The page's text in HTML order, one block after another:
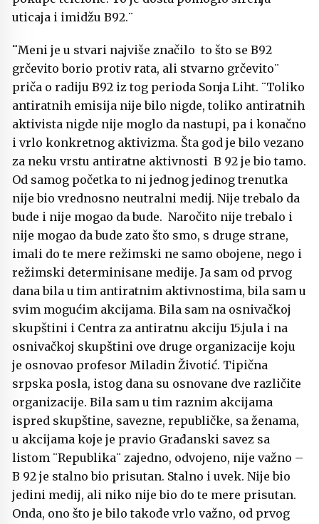
uticaja i imidžu B92.¨
¨Meni je u stvari najviše značilo to što se B92
grčevito borio protiv rata, ali stvarno grčevito¨
priča o radiju B92 iz tog perioda Sonja Liht. ¨Toliko
antiratnih emisija nije bilo nigde, toliko antiratnih
aktivista nigde nije moglo da nastupi, pa i konačno
i vrlo konkretnog aktivizma. Šta god je bilo vezano
za neku vrstu antiratne aktivnosti B 92 je bio tamo.
Od samog početka to ni jednog jedinog trenutka
nije bio vrednosno neutralni medij. Nije trebalo da
bude i nije mogao da bude. Naročito nije trebalo i
nije mogao da bude zato što smo, s druge strane,
imali do te mere režimski ne samo obojene, nego i
režimski determinisane medije. Ja sam od prvog
dana bila u tim antiratnim aktivnostima, bila sam u
svim mogućim akcijama. Bila sam na osnivačkoj
skupštini i Centra za antiratnu akciju 15.jula i na
osnivačkoj skupštini ove druge organizacije koju
je osnovao profesor Miladin Životić. Tipična
srpska posla, istog dana su osnovane dve različite
organizacije. Bila sam u tim raznim akcijama
ispred skupštine, savezne, republičke, sa ženama,
u akcijama koje je pravio Građanski savez sa
listom ¨Republika¨ zajedno, odvojeno, nije važno –
B 92 je stalno bio prisutan. Stalno i uvek. Nije bio
jedini medij, ali niko nije bio do te mere prisutan.
Onda, ono što je bilo takođe vrlo važno, od prvog